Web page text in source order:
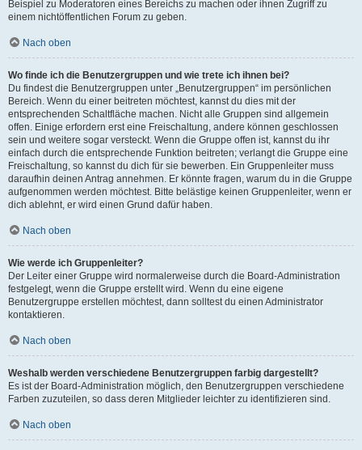
Beispiel zu Moderatoren eines Bereichs zu machen oder ihnen Zugriff zu
einem nichtöffentlichen Forum zu geben.
Nach oben
Wo finde ich die Benutzergruppen und wie trete ich ihnen bei?
Du findest die Benutzergruppen unter „Benutzergruppen“ im persönlichen
Bereich. Wenn du einer beitreten möchtest, kannst du dies mit der
entsprechenden Schaltfläche machen. Nicht alle Gruppen sind allgemein
offen. Einige erfordern erst eine Freischaltung, andere können geschlossen
sein und weitere sogar versteckt. Wenn die Gruppe offen ist, kannst du ihr
einfach durch die entsprechende Funktion beitreten; verlangt die Gruppe eine
Freischaltung, so kannst du dich für sie bewerben. Ein Gruppenleiter muss
daraufhin deinen Antrag annehmen. Er könnte fragen, warum du in die Gruppe
aufgenommen werden möchtest. Bitte belästige keinen Gruppenleiter, wenn er
dich ablehnt, er wird einen Grund dafür haben.
Nach oben
Wie werde ich Gruppenleiter?
Der Leiter einer Gruppe wird normalerweise durch die Board-Administration
festgelegt, wenn die Gruppe erstellt wird. Wenn du eine eigene
Benutzergruppe erstellen möchtest, dann solltest du einen Administrator
kontaktieren.
Nach oben
Weshalb werden verschiedene Benutzergruppen farbig dargestellt?
Es ist der Board-Administration möglich, den Benutzergruppen verschiedene
Farben zuzuteilen, so dass deren Mitglieder leichter zu identifizieren sind.
Nach oben